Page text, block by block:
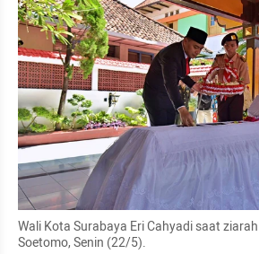
Wali Kota Surabaya Eri Cahyadi saat
Soetomo, Senin (22/5).